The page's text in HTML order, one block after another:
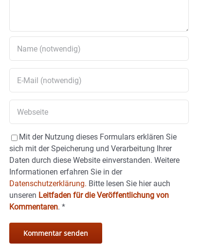
Mit der Nutzung dieses Formulars erklären Sie
sich mit der Speicherung und Verarbeitung Ihrer
Daten durch diese Website einverstanden. Weitere
Informationen erfahren Sie in der
Datenschutzerklärung. Bitte lesen Sie hier auch
unseren Leitfaden für die Veröffentlichung von
Kommentaren. *